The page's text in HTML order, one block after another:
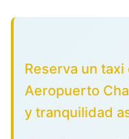
Reserva un
Aeropuerto
y tranquilidad